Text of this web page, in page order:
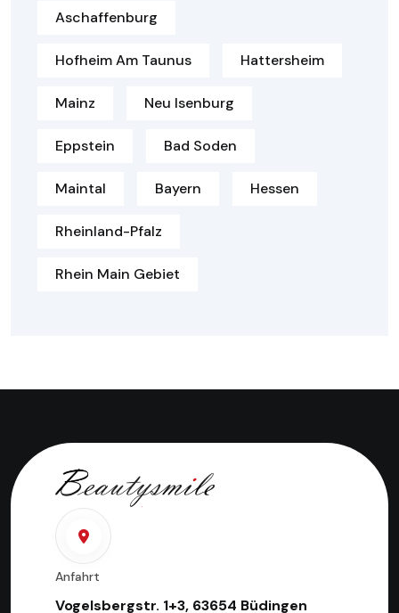
Aschaffenburg
Hofheim Am Taunus Hattersheim
Mainz Neu Isenburg
Eppstein Bad Soden
Maintal Bayern Hessen
Rheinland-Pfalz
Rhein Main Gebiet
Anfahrt
Vogelsbergstr. 1+3, 63654 Büdingen